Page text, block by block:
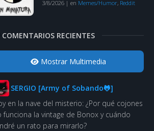
3/8/2026 | en Memes/Humor, Reddit
COMENTARIOS RECIENTES
Mostrar Multimedia
SERGIO [Army of Sobando🐸]
en la nave del misterio: ¿Por qué cojones
funciona la vintage de Bonox y cuándo
un rato para mirarlo?